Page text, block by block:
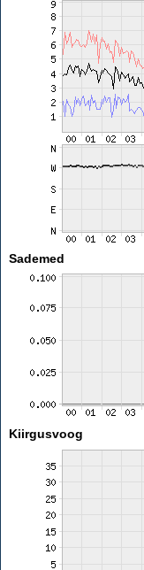
Sademed
Kiirgusvoog